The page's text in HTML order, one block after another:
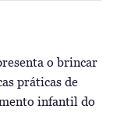
o brincar
práticas de
infantil do